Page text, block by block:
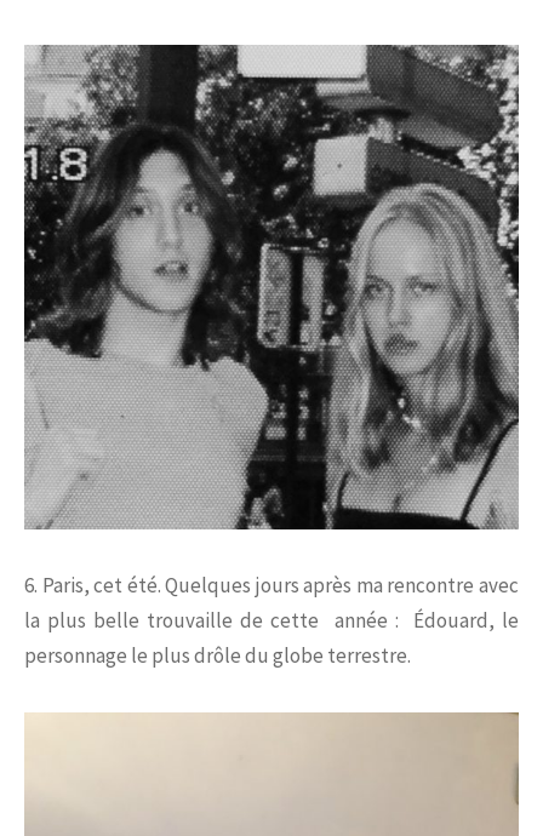
6. Paris, cet été. Quelques jours après ma rencontre avec
la plus belle trouvaille de cette année : Édouard, le
personnage le plus drôle du globe terrestre.